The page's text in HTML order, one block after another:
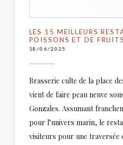
LES 15 MEILLEURS
POISSONS ET DE
18/06/2025
Brasserie culte de la place
vient de faire peau neuve
Gonzales. Assumant
pour l’univers marin, le
visiteurs pour une traversée